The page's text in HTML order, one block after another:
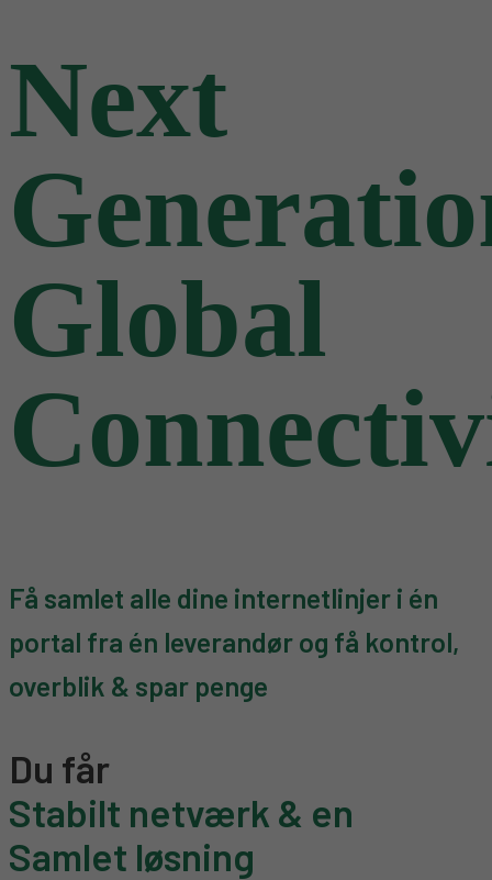
Next
Global
Få samlet alle dine internetlinjer i én
portal fra én leverandør og få kontrol,
overblik & spar penge
Du får
Stabilt netværk & en
Samlet løsning